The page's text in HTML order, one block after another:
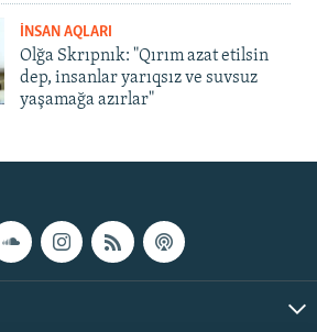
İNSAN AQLARI
Olğa Skrıpnık: "Qırım azat etilsin
dep, insanlar yarıqsız ve suvsuz
yaşamağa azırlar"